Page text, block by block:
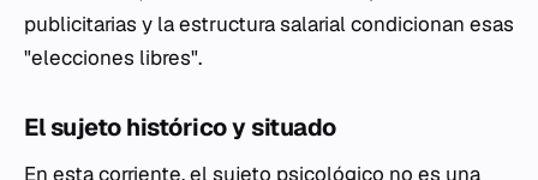
publicitarias y la estructura salarial condicionan esas
"elecciones libres".
El sujeto histórico y situado
En esta corriente, el sujeto psicológico no es una